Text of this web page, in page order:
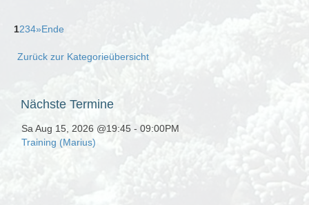
1234»Ende
Zurück zur Kategorieübersicht
Nächste Termine
Sa Aug 15, 2026 @19:45 - 09:00PM
Training (Marius)